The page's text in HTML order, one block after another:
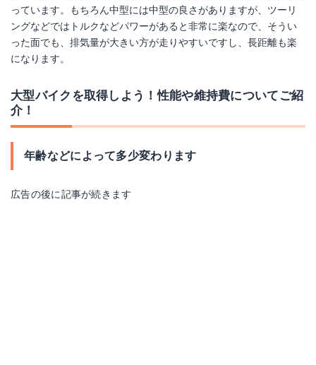
っています。もちろん中型には中型の良さがありますが、ツーリ
ングなどではトルクなどパワーがあると非常に楽なので、そうい
った面でも、排気量が大きい方が走りやすいですし、長距離も楽
になります。
大型バイクを取得しよう！性能や維持費についてご紹
介！
年齢などによって多少変わります
広告の後に記事が続きます